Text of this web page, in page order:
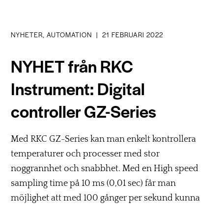
NYHETER, AUTOMATION | 21 FEBRUARI 2022
NYHET från RKC
Instrument: Digital
controller GZ-Series
Med RKC GZ-Series kan man enkelt kontrollera
temperaturer och processer med stor
noggrannhet och snabbhet. Med en High speed
sampling time på 10 ms (0,01 sec) får man
möjlighet att med 100 gånger per sekund kunna